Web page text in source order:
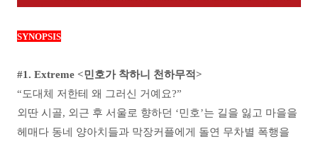
SYNOPSIS
#1. Extreme <민호가 착하니 천하무적>
“도대체 저한테 왜 그러신 거예요?”
외딴 시골, 외근 후 서울로 향하던 ‘민호’는 길을 잃고 마을을
헤매다 동네 양아치들과 막장커플에게 돌연 무차별 폭행을